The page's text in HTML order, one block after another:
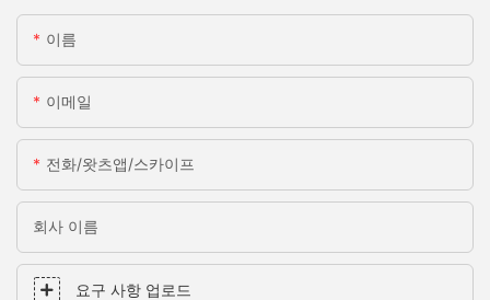
이름
이메일
전화/왓츠앱/스카이프
회사 이름
요구 사항 업로드